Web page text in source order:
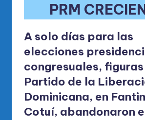
PRM
A solo días para las
elecciones
congresuales,
Partido de la
Dominicana, en
Cotuí, abandonaron